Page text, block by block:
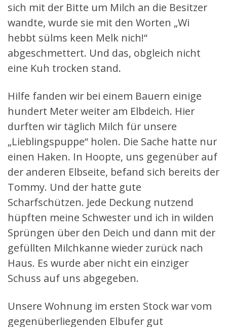
sich mit der Bitte um Milch an die Besitzer
wandte, wurde sie mit den Worten „Wi
hebbt sülms keen Melk nich!“
abgeschmettert. Und das, obgleich nicht
eine Kuh trocken stand.
Hilfe fanden wir bei einem Bauern einige
hundert Meter weiter am Elbdeich. Hier
durften wir täglich Milch für unsere
„Lieblingspuppe“ holen. Die Sache hatte nur
einen Haken. In Hoopte, uns gegenüber auf
der anderen Elbseite, befand sich bereits der
Tommy. Und der hatte gute
Scharfschützen. Jede Deckung nutzend
hüpften meine Schwester und ich in wilden
Sprüngen über den Deich und dann mit der
gefüllten Milchkanne wieder zurück nach
Haus. Es wurde aber nicht ein einziger
Schuss auf uns abgegeben.
Unsere Wohnung im ersten Stock war vom
gegenüberliegenden Elbufer gut